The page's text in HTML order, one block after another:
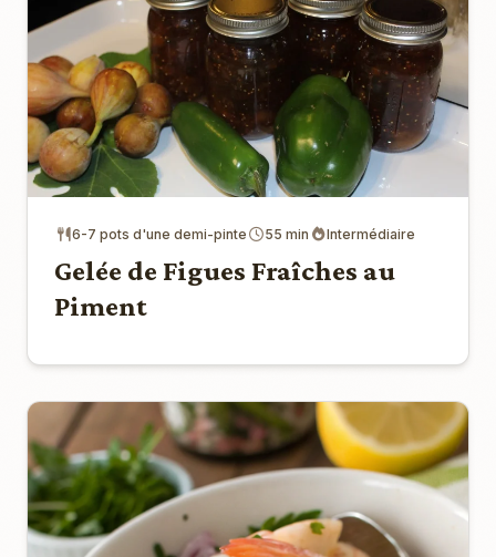
6-7 pots d'une demi-pinte 55 min Intermédiaire
Gelée de Figues Fraîches au
Piment